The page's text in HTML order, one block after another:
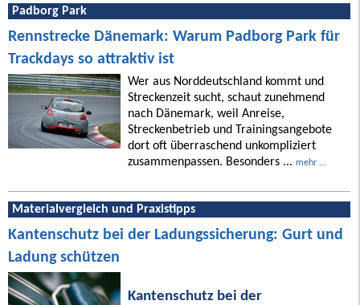
Padborg Park
Rennstrecke Dänemark: Warum Padborg Park für
Trackdays so attraktiv ist
Wer aus Norddeutschland kommt und
Streckenzeit sucht, schaut zunehmend
nach Dänemark, weil Anreise,
Streckenbetrieb und Trainingsangebote
dort oft überraschend unkompliziert
zusammenpassen. Besonders ... mehr ...
Materialvergleich und Praxistipps
Kantenschutz bei der Ladungssicherung: Gurt und
Ladung schützen
Kantenschutz bei der